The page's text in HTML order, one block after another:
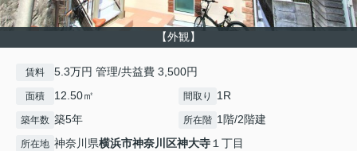
【外観】
賃料 5.3万円 管理/共益費 3,500円
面積 12.50㎡ 間取り 1R
築年数 築5年 所在階 1階/2階建
所在地 神奈川県横浜市神奈川区神大寺 １丁目